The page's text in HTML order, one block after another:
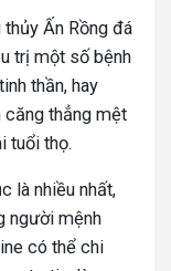
Ấn Rồng đá
trị một số bệnh
thần, hay
căng thẳng mệt
tuổi thọ.
là nhiều nhất,
người mệnh
có thể chi